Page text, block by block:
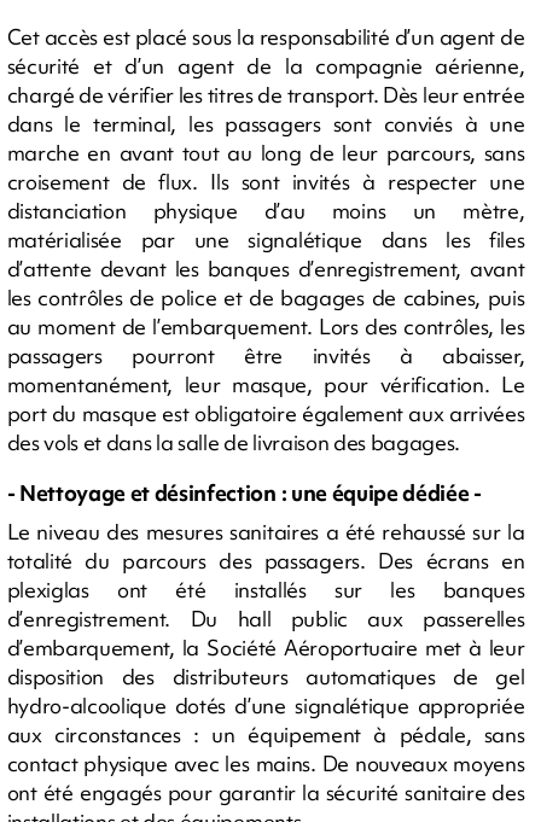
Cet accès est placé sous la responsabilité d’un agent de
sécurité et d’un agent de la compagnie aérienne,
chargé de vérifier les titres de transport. Dès leur entrée
dans le terminal, les passagers sont conviés à une
marche en avant tout au long de leur parcours, sans
croisement de flux. Ils sont invités à respecter une
distanciation physique d’au moins un mètre,
matérialisée par une signalétique dans les files
d’attente devant les banques d’enregistrement, avant
les contrôles de police et de bagages de cabines, puis
au moment de l’embarquement. Lors des contrôles, les
passagers pourront être invités à abaisser,
momentanément, leur masque, pour vérification. Le
port du masque est obligatoire également aux arrivées
des vols et dans la salle de livraison des bagages.
- Nettoyage et désinfection : une équipe dédiée -
Le niveau des mesures sanitaires a été rehaussé sur la
totalité du parcours des passagers. Des écrans en
plexiglas ont été installés sur les banques
d’enregistrement. Du hall public aux passerelles
d’embarquement, la Société Aéroportuaire met à leur
disposition des distributeurs automatiques de gel
hydro-alcoolique dotés d’une signalétique appropriée
aux circonstances : un équipement à pédale, sans
contact physique avec les mains. De nouveaux moyens
ont été engagés pour garantir la sécurité sanitaire des